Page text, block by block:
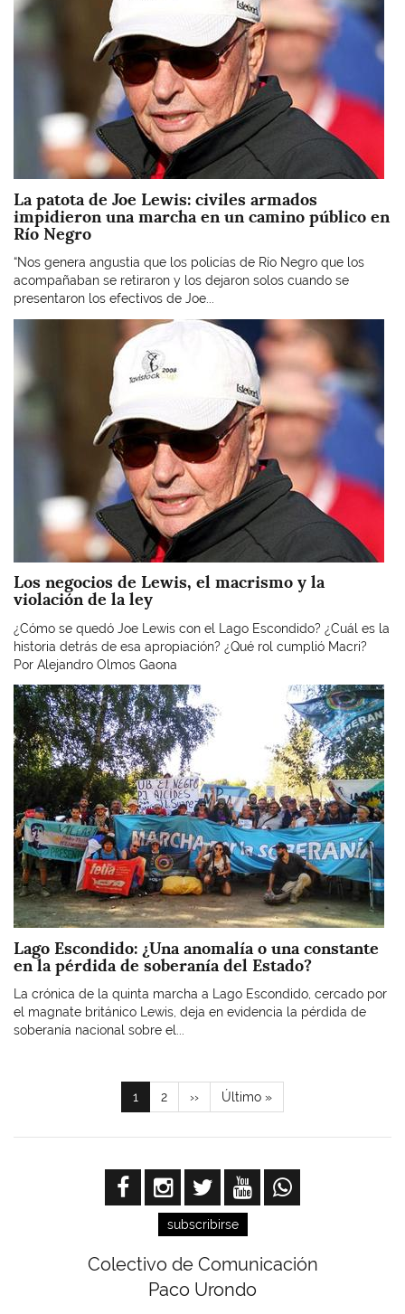
La patota de Joe Lewis: civiles armados
impidieron una marcha en un camino público en
Río Negro
“Nos genera angustia que los policías de Río Negro que los
acompañaban se retiraron y los dejaron solos cuando se
presentaron los efectivos de Joe...
Los negocios de Lewis, el macrismo y la
violación de la ley
¿Cómo se quedó Joe Lewis con el Lago Escondido? ¿Cuál es la
historia detrás de esa apropiación? ¿Qué rol cumplió Macri?
Por Alejandro Olmos Gaona
Imagen
Lago Escondido: ¿Una anomalía o una constante
en la pérdida de soberanía del Estado?
La crónica de la quinta marcha a Lago Escondido, cercado por
el magnate británico Lewis, deja en evidencia la pérdida de
soberanía nacional sobre el...
Página
actual
1 Page
2
Siguiente
página
››
Última
página
Último »
subscribirse
Colectivo de Comunicación
Paco Urondo